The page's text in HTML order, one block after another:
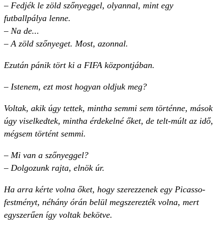
– Fedjék le zöld szőnyeggel, olyannal, mint egy
futballpálya lenne.
– Na de...
– A zöld szőnyeget. Most, azonnal.
Ezután pánik tört ki a FIFA központjában.
– Istenem, ezt most hogyan oldjuk meg?
Voltak, akik úgy tettek, mintha semmi sem történne, mások
úgy viselkedtek, mintha érdekelné őket, de telt-múlt az idő,
mégsem történt semmi.
– Mi van a szőnyeggel?
– Dolgozunk rajta, elnök úr.
Ha arra kérte volna őket, hogy szerezzenek egy Picasso-
festményt, néhány órán belül megszerezték volna, mert
egyszerűen így voltak bekötve.